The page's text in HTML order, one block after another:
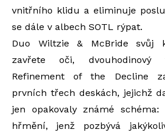
vnitřního klidu a eliminuje
se dále v albech SOTL rýpat.
Duo Wiltzie & McBride svůj
zavřete oči,
Refinement of the Decline
prvních třech deskách, jejichž
jen opakovaly známé schéma:
hřmění, jenž pozbývá